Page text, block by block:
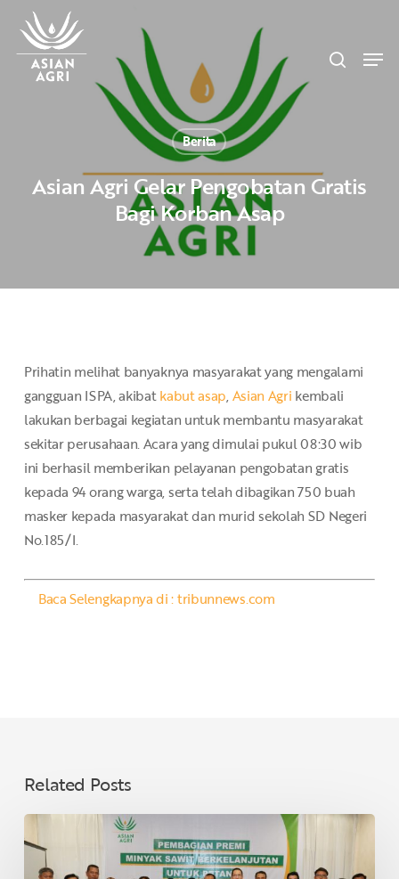
main
content
Berita
Asian Agri Gelar Pengobatan Gratis
Bagi Korban Asap
Prihatin melihat banyaknya masyarakat yang mengalami
gangguan ISPA, akibatkabut asap,Asian Agri kembali
lakukan berbagai kegiatan untuk membantu masyarakat
sekitar perusahaan. Acara yang dimulai pukul 08:30 wib
ini berhasil memberikan pelayanan pengobatan gratis
kepada 94 orang warga, serta telah dibagikan 750 buah
masker kepada masyarakat dan murid sekolah SD Negeri
No.185/I.
Baca Selengkapnya di : tribunnews.com
Related Posts
Asian
Agri
Bagikan